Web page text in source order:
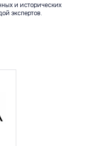
и исторических
экспертов.